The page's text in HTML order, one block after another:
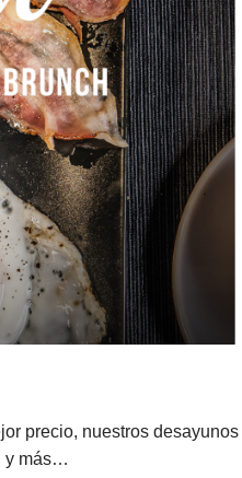
precio, nuestros desayunos
y más…